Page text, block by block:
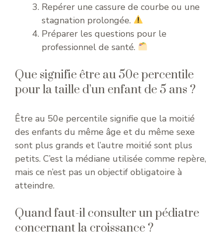
Repérer une cassure de courbe ou une
stagnation prolongée.
Préparer les questions pour le
professionnel de santé.
Que signifie être au 50e percentile
pour la taille d’un enfant de 5 ans ?
Être au 50e percentile signifie que la moitié
des enfants du même âge et du même sexe
sont plus grands et l’autre moitié sont plus
petits. C’est la médiane utilisée comme repère,
mais ce n’est pas un objectif obligatoire à
atteindre.
Quand faut-il consulter un pédiatre
concernant la croissance ?